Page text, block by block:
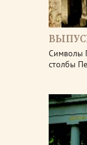
Символы
столбы